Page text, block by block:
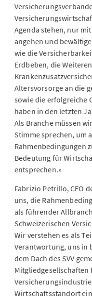
Agenda stehen, nur
angehen und
wie die
Erdbeben, die
Altersvorsorge an die
sowie die erfolgreiche
haben in den letzten
Als Branche müssen
Stimme sprechen, um
Rahmenbedingungen
Bedeutung für
entsprechen.»
Fabrizio Petrillo, CEO
uns, die
als führender
Schweizerischen
Wir verstehen es als
Verantwortung, uns in
dem Dach des SVV
Wirtschaftsstandort